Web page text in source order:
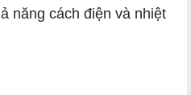
năng cách điện và nhiệt